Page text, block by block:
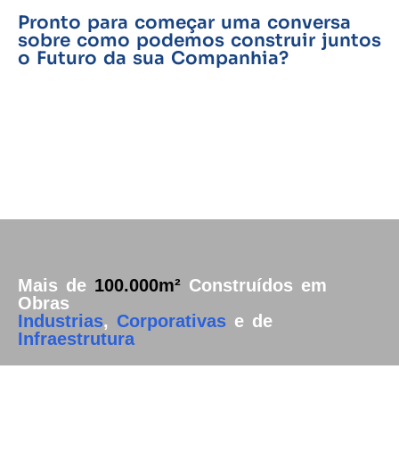
Pronto para começar uma conversa
sobre como podemos construir juntos
o Futuro da sua Companhia?
Mais de 100.000m² Construídos em
Obras
Industrias, Corporativas e de
Infraestrutura